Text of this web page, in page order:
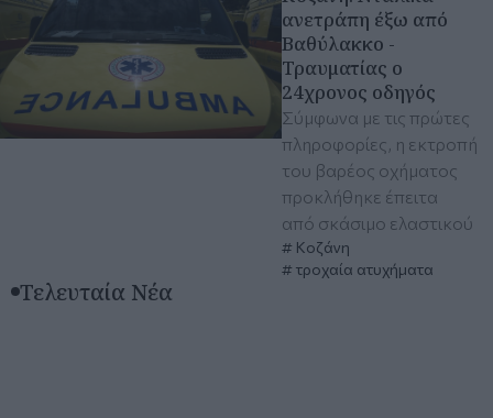
ανετράπη έξω από
Βαθύλακκο -
Τραυματίας ο
24χρονος οδηγός
Σύμφωνα με τις πρώτες
πληροφορίες, η εκτροπή
του βαρέος οχήματος
προκλήθηκε έπειτα
από σκάσιμο ελαστικού
Κοζάνη
τροχαία ατυχήματα
Τελευταία Νέα